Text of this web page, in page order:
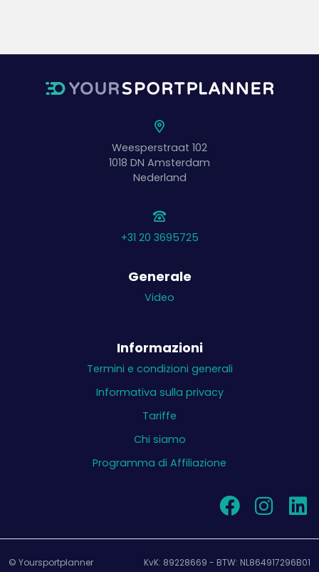
Weesperstraat 102
1018 DN Amsterdam
Nederland
+31 20 3695725
Generale
Video
Informazioni
Termini e condizioni generali
Informativa sulla privacy
Tariffe
Chi siamo
Programma di Affiliazione
© Yoursportplanner KvK: 89228669 - BTW: NL864917296B01